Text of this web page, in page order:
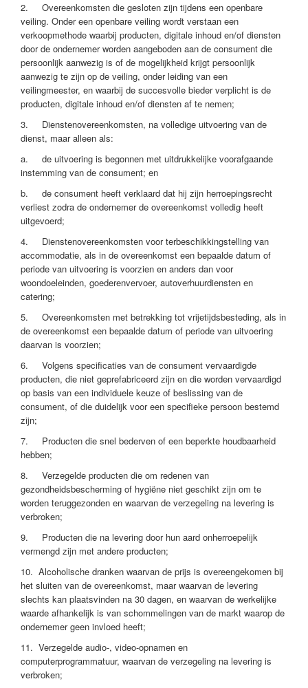
2. Overeenkomsten die gesloten zijn tijdens een openbare
veiling. Onder een openbare veiling wordt verstaan een
verkoopmethode waarbij producten, digitale inhoud en/of diensten
door de ondernemer worden aangeboden aan de consument die
persoonlijk aanwezig is of de mogelijkheid krijgt persoonlijk
aanwezig te zijn op de veiling, onder leiding van een
veilingmeester, en waarbij de succesvolle bieder verplicht is de
producten, digitale inhoud en/of diensten af te nemen;
3. Dienstenovereenkomsten, na volledige uitvoering van de
dienst, maar alleen als:
a. de uitvoering is begonnen met uitdrukkelijke voorafgaande
instemming van de consument; en
b. de consument heeft verklaard dat hij zijn herroepingsrecht
verliest zodra de ondernemer de overeenkomst volledig heeft
uitgevoerd;
4. Dienstenovereenkomsten voor terbeschikkingstelling van
accommodatie, als in de overeenkomst een bepaalde datum of
periode van uitvoering is voorzien en anders dan voor
woondoeleinden, goederenvervoer, autoverhuurdiensten en
catering;
5. Overeenkomsten met betrekking tot vrijetijdsbesteding, als in
de overeenkomst een bepaalde datum of periode van uitvoering
daarvan is voorzien;
6. Volgens specificaties van de consument vervaardigde
producten, die niet geprefabriceerd zijn en die worden vervaardigd
op basis van een individuele keuze of beslissing van de
consument, of die duidelijk voor een specifieke persoon bestemd
zijn;
7. Producten die snel bederven of een beperkte houdbaarheid
hebben;
8. Verzegelde producten die om redenen van
gezondheidsbescherming of hygiëne niet geschikt zijn om te
worden teruggezonden en waarvan de verzegeling na levering is
verbroken;
9. Producten die na levering door hun aard onherroepelijk
vermengd zijn met andere producten;
10. Alcoholische dranken waarvan de prijs is overeengekomen bij
het sluiten van de overeenkomst, maar waarvan de levering
slechts kan plaatsvinden na 30 dagen, en waarvan de werkelijke
waarde afhankelijk is van schommelingen van de markt waarop de
ondernemer geen invloed heeft;
11. Verzegelde audio-, video-opnamen en
computerprogrammatuur, waarvan de verzegeling na levering is
verbroken;